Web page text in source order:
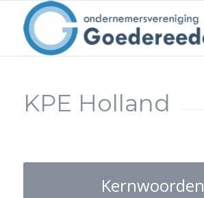
KPE Holland
Kernwoorden